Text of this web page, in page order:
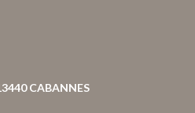
CABANNES